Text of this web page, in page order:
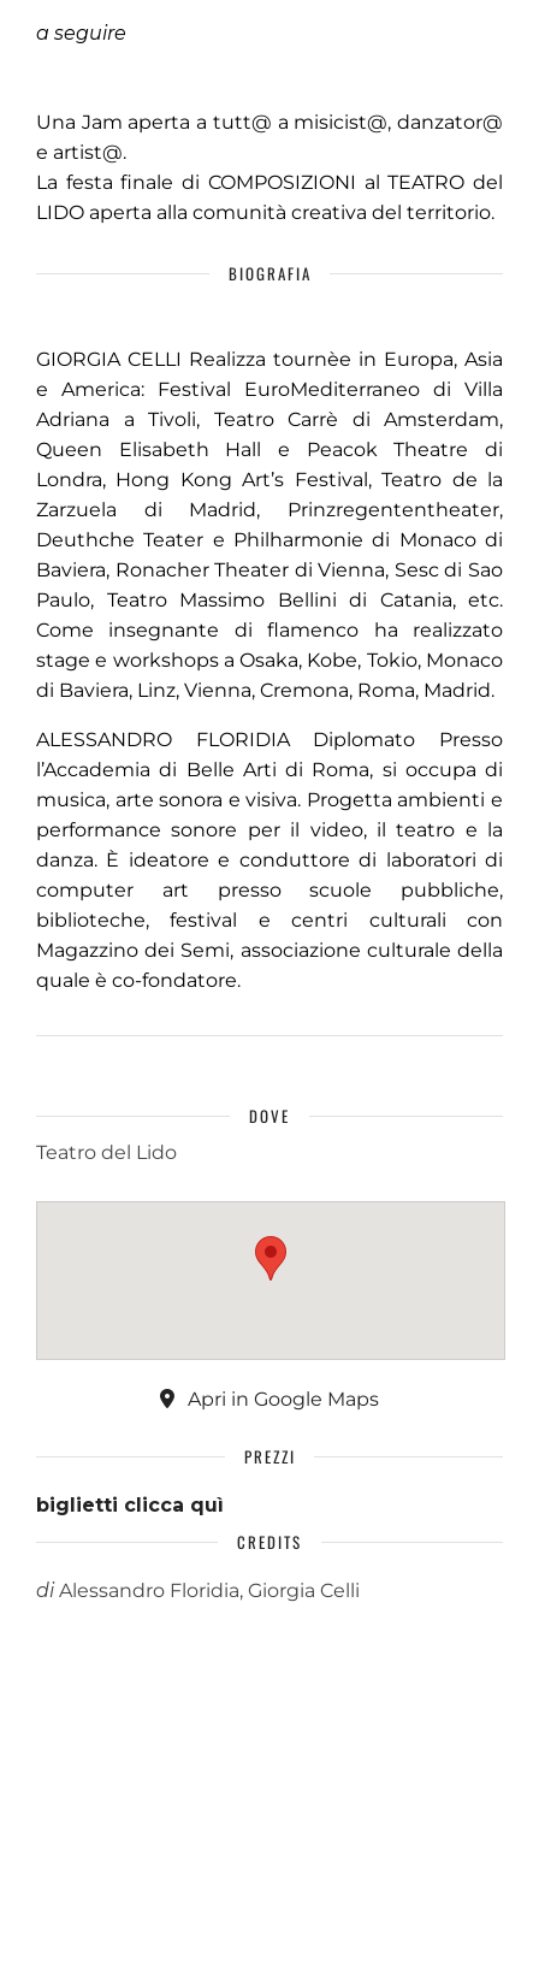
a seguire
Una Jam aperta a tutt@ a misicist@, danzator@
e artist@.
La festa finale di COMPOSIZIONI al TEATRO del
LIDO aperta alla comunità creativa del territorio.
BIOGRAFIA
GIORGIA CELLI Realizza tournèe in Europa, Asia
e America: Festival EuroMediterraneo di Villa
Adriana a Tivoli, Teatro Carrè di Amsterdam,
Queen Elisabeth Hall e Peacok Theatre di
Londra, Hong Kong Art’s Festival, Teatro de la
Zarzuela di Madrid, Prinzregententheater,
Deuthche Teater e Philharmonie di Monaco di
Baviera, Ronacher Theater di Vienna, Sesc di Sao
Paulo, Teatro Massimo Bellini di Catania, etc.
Come insegnante di flamenco ha realizzato
stage e workshops a Osaka, Kobe, Tokio, Monaco
di Baviera, Linz, Vienna, Cremona, Roma, Madrid.
ALESSANDRO FLORIDIA Diplomato Presso
l’Accademia di Belle Arti di Roma, si occupa di
musica, arte sonora e visiva. Progetta ambienti e
performance sonore per il video, il teatro e la
danza. È ideatore e conduttore di laboratori di
computer art presso scuole pubbliche,
biblioteche, festival e centri culturali con
Magazzino dei Semi, associazione culturale della
quale è co-fondatore.
DOVE
Teatro del Lido
Apri in Google Maps
PREZZI
biglietti clicca quì
CREDITS
diAlessandro Floridia, Giorgia Celli